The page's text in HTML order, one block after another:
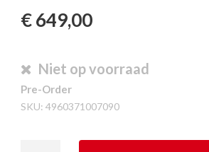
€649,00
Niet op voorraad
Pre-Order
SKU: 4960371007090